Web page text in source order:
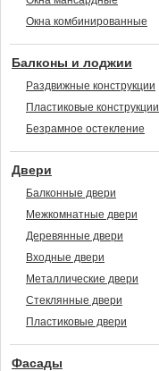
Окна комбинированные
Балконы и лоджии
Раздвижные конструкции
Пластиковые конструкции
Безрамное остекление
Двери
Балконные двери
Межкомнатные двери
Деревянные двери
Входные двери
Металлические двери
Стеклянные двери
Пластиковые двери
Фасады